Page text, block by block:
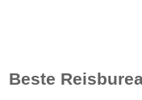
Beste